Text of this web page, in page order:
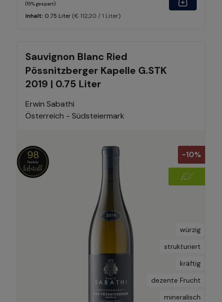
(15% gespart)
Inhalt: 0.75 Liter (€ 112,20 / 1 Liter)
Sauvignon Blanc Ried
Pössnitzberger Kapelle G.STK
2019 | 0.75 Liter
Erwin Sabathi
Österreich - Südsteiermark
-10%
98
würzig
strukturiert
kräftig
dezente Frucht
mineralisch